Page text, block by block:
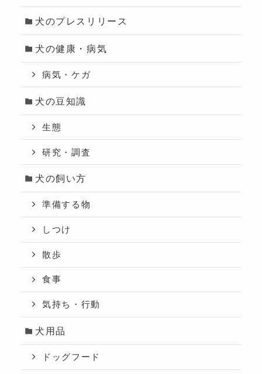
犬のプレスリリース
犬の健康・病気
病気・ケガ
犬の豆知識
生態
研究・調査
犬の飼い方
準備する物
しつけ
散歩
食事
気持ち・行動
犬用品
ドッグフード